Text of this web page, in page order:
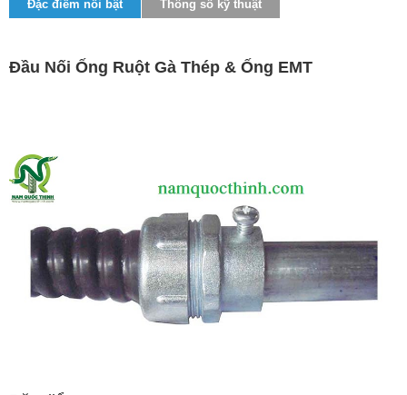
Đặc điểm nổi bật Thông số kỹ thuật
Đầu Nối Ống Ruột Gà Thép & Ống EMT